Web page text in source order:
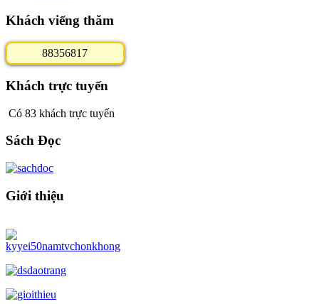
Khách viếng thăm
8835681 7
Khách trực tuyến
Có 83 khách trực tuyến
Sách Đọc
Giới thiệu